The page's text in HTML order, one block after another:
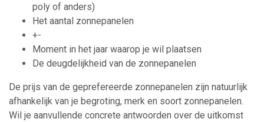
poly of anders)
Het aantal zonnepanelen
+-
Moment in het jaar waarop je wil plaatsen
De deugdelijkheid van de zonnepanelen
De prijs van de geprefereerde zonnepanelen zijn natuurlijk
afhankelijk van je begroting, merk en soort zonnepanelen.
Wil je aanvullende concrete antwoorden over de uitkomst